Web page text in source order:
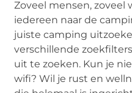
Zoveel mensen, zoveel
iedereen naar de
juiste camping
verschillende
uit te zoeken. Kun je
wifi? Wil je rust en